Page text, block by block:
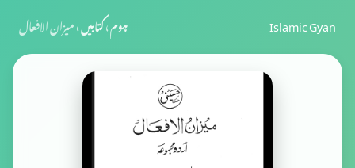
Islamic Gyan ہوم›کتابیں›میزان الافعال